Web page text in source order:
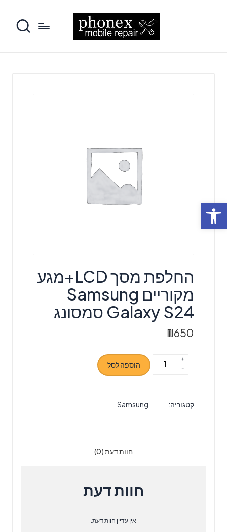
פתח סרגל נגישות
החלפת מסך LCD+מגע
מקוריים Samsung
Galaxy S24 סמסונג
₪650
כמות
LCD+מגע
-
+
הוספה לסל
קטגוריה: Samsung
חוות דעת (0)
חוות דעת
אין עדיין חוות דעת.